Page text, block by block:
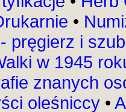
•
pręgierz i
w 1945
znanych
oleśniccy •